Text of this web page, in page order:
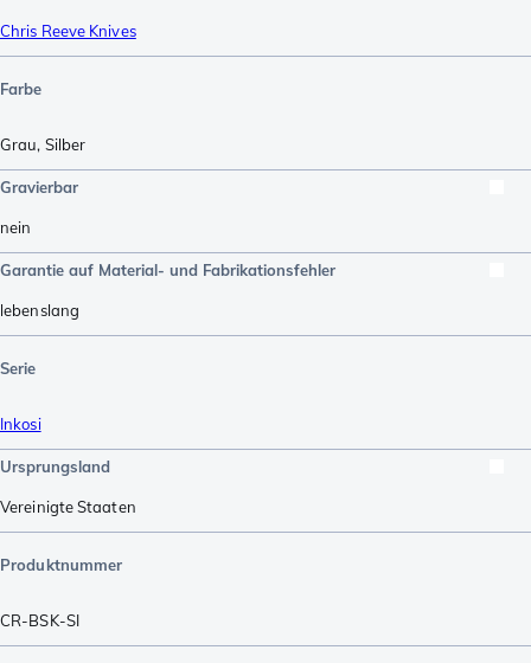
Chris Reeve Knives
Farbe
Grau, Silber
Gravierbar
nein
Garantie auf Material- und Fabrikationsfehler
lebenslang
Serie
Inkosi
Ursprungsland
Vereinigte Staaten
Produktnummer
CR-BSK-SI